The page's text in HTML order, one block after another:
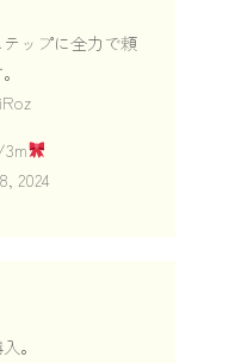
ップに全力で頼
2024
。